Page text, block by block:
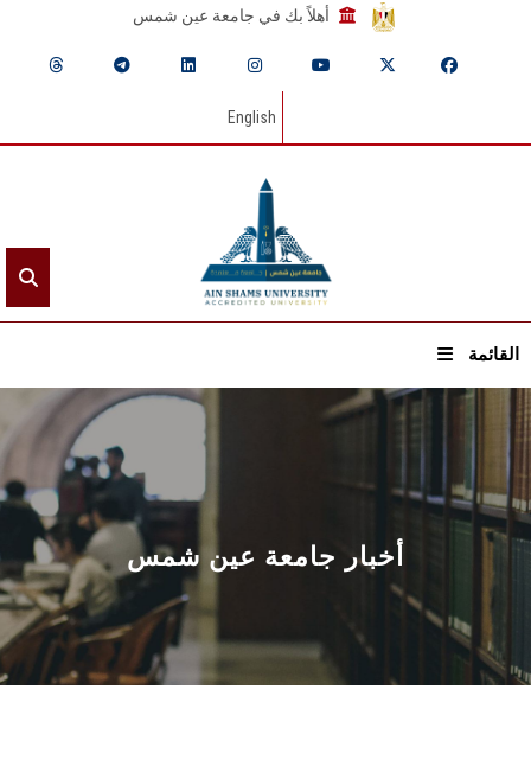
أهلاً بك في جامعة عين شمس
English
القائمة
الرئيسيـة
عن الجامعة
القطاعـات
الشئون الأكاديمية
البحث العلمي
أخبار جامعة عين شمس